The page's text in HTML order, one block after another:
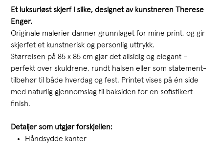
Et luksuriøst skjerf i silke, designet av kunstneren Therese
Enger.
Originale malerier danner grunnlaget for mine print, og gir
skjerfet et kunstnerisk og personlig uttrykk.
Størrelsen på 85 x 85 cm gjør det allsidig og elegant –
perfekt over skuldrene, rundt halsen eller som statement-
tilbehør til både hverdag og fest. Printet vises på én side
med naturlig gjennomslag til baksiden for en sofistikert
finish.
Detaljer som utgjør forskjellen:
Håndsydde kanter